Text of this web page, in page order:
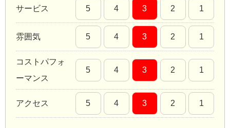
サービス 5 4 3 2 1
雰囲気 5 4 3 2 1
コストパフォ
ーマンス
5 4 3 2 1
アクセス 5 4 3 2 1